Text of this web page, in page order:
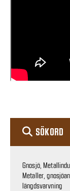
SÖKORD
Gnosjö,
Metaller,
längdsvarvning